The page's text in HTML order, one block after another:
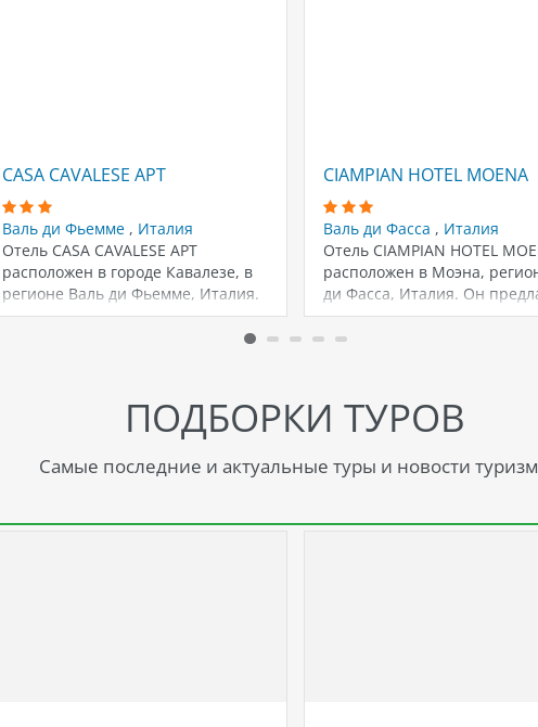
CASA CAVALESE APT
Валь ди Фьемме , Италия
Отель CASA CAVALESE APT
расположен в городе Кавалезе, в
регионе Валь ди Фьемме, Италия.
Он…
CIAMPIAN HOTEL MOENA
Валь ди Фасса , Италия
Отель CIAMPIAN HOTEL
расположен в Моэна,
ди Фасса, Италия. Он
гостям…
ПОДБОРКИ ТУРОВ
Самые последние и актуальные туры и новости